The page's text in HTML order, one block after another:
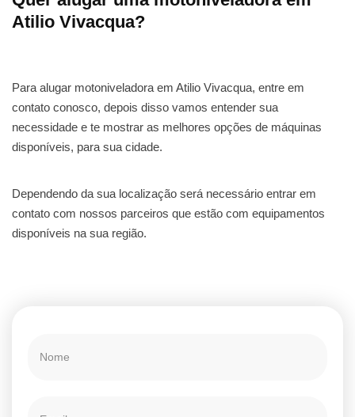
Atilio Vivacqua?
Para alugar motoniveladora em Atilio Vivacqua, entre em
contato conosco, depois disso vamos entender sua
necessidade e te mostrar as melhores opções de máquinas
disponíveis, para sua cidade.
Dependendo da sua localização será necessário entrar em
contato com nossos parceiros que estão com equipamentos
disponíveis na sua região.